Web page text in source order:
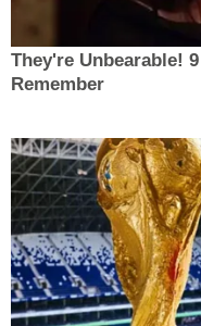
They're Unbearable!
Remember